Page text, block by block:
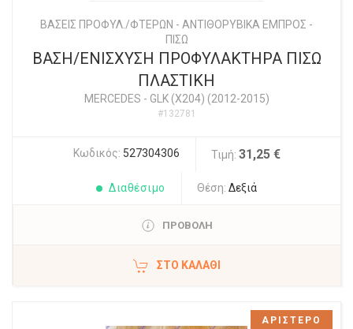
ΒΑΣΕΙΣ ΠΡΟΦΥΛ./ΦΤΕΡΩΝ - ΑΝΤΙΘΟΡΥΒΙΚΑ ΕΜΠΡΟΣ -
ΠΙΣΩ
ΒΑΣΗ/ΕΝΙΣΧΥΣΗ ΠΡΟΦΥΛΑΚΤΗΡΑ ΠΙΣΩ
ΠΛΑΣΤΙΚΗ
MERCEDES - GLK (X204) (2012-2015)
#132781
Κωδικός: 527304306 Τιμή: 31,25 €
Διαθέσιμο Θέση: Δεξιά
ΠΡΟΒΟΛΗ
ΣΤΟ ΚΑΛΆΘΙ
ΑΡΙΣΤΕΡΟ